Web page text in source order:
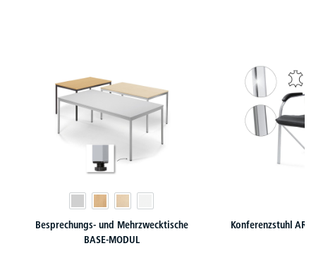
Besprechungs- und Mehrzwecktische
BASE-MODUL
Konferenzstuhl